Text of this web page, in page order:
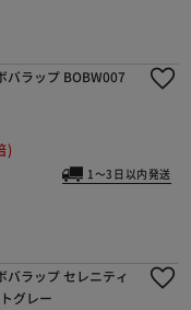
バラップ BOBW007
)
1～3日以内発送
バラップ セレニティ
グレー